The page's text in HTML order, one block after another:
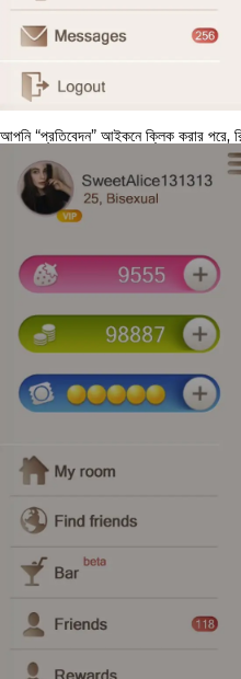
আপনি “প্রতিবেদন” আইকনে ক্লিক করার পরে,